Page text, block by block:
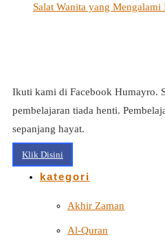
Salat Wanita yang Mengalami
Ikuti kami di Facebook Humayro.
pembelajaran tiada henti.
sepanjang hayat.
Klik Disini
kategori
Akhir Zaman
Al-Quran